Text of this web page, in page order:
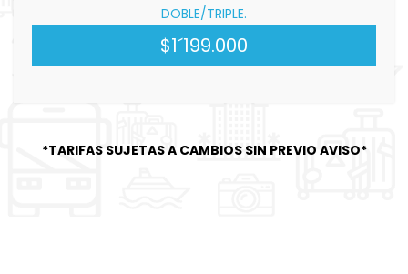
DOBLE/TRIPLE.
$1´199.000
*TARIFAS SUJETAS A CAMBIOS SIN PREVIO AVISO*